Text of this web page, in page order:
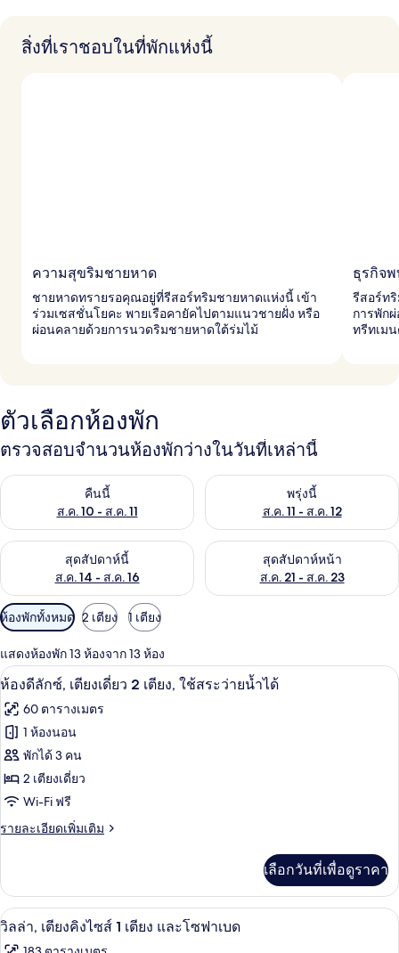
า
ง
สิ่งที่เราชอบในที่พักแห่งนี้
ความสุขริมชายหาด
ชายหาดทรายรอคุณอยู่ที่รีสอร์ทริมชายหาดแห่งนี้ เข้า
ร่วมเซสชั่นโยคะ พายเรือคายัคไปตามแนวชายฝั่ง หรือ
ผ่อนคลายด้วยการนวดริมชายหาดใต้ร่มไม้
ธุรกิจ
รีสอร์ท
การพัก
ทรีทเม
ตัวเลือกห้องพัก
ตรวจสอบจำนวนห้องพักว่างในวันที่เหล่านี้
คืนนี้
ส.ค. 10 - ส.ค. 11
ตรวจสอบจำนวนห้องพักว่างในคืนนี้ ส.ค. 10 - ส.ค. 11
พรุ่งนี้
ส.ค. 11 - ส.ค. 12
ตรวจสอบจำนวนห้องพักว่างในพ
สุดสัปดาห์นี้
ส.ค. 14 - ส.ค. 16
ตรวจสอบจำนวนห้องพักว่างในสุดสัปดาห์นี้ ส.ค. 14 - ส.ค. 16
สุดสัปดาห์หน้า
ส.ค. 21 - ส.ค. 23
ตรวจสอบจำนวนห้องพักว่างใน
ตัว
กรอง
ที่
มี
ให้
สำหรับ
ห้อง
พัก
ห้องพักทั้งหมด 2 เตียง 1 เตียง
แสดงห้องพัก 13 ห้องจาก 13 ห้อง
เปิด
ภาพถ่าย
ทั้งหมด
ของ
ห้อง
ดี
ลัก
เตียง
เดี่ยว
2
สระว่ายน้ำกลางแจ้ง, ร่มริมสระว่ายน้ำ,
7
ห้องดีลักซ์, เตียงเดี่ยว 2 เตียง, ใช้สระว่ายน้ำได้
60 ตารางเมตร
1 ห้องนอน
พักได้ 3 คน
2 เตียงเดี่ยว
Wi-Fi ฟรี
รายละเอียดเพิ่มเติม
ราย
เกี่ยว
กับ
ห้อง
เลือกวันที่เพื่อดูราคา
เปิด
ภาพถ่าย
วิลล่า, เตียงคิงไซส์ 1 เตียง และโซฟาเบ
9
วิลล่า, เตียงคิงไซส์ 1 เตียง และโซฟาเบด